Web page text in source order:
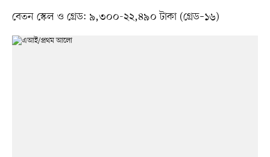
বেতন স্কেল ও গ্রেড: ৯,৩০০-২২,৪৯০ টাকা (গ্রেড–১৬)